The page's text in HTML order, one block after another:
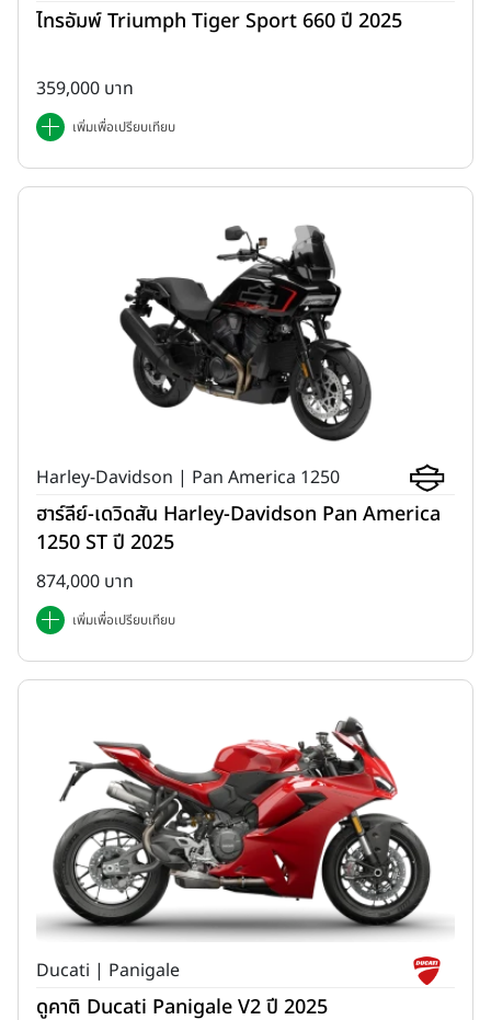
ไทรอัมพ์ Triumph Tiger Sport 660 ปี 2025
359,000 บาท
เพิ่มเพื่อเปรียบเทียบ
Harley-Davidson | Pan America 1250
ฮาร์ลีย์-เดวิดสัน Harley-Davidson Pan America
1250 ST ปี 2025
874,000 บาท
เพิ่มเพื่อเปรียบเทียบ
Ducati | Panigale
ดูคาติ Ducati Panigale V2 ปี 2025